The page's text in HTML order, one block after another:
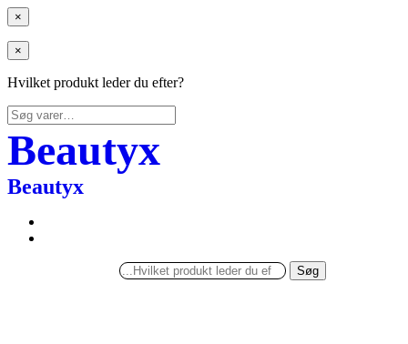
×
×
Hvilket produkt leder du efter?
Søg
efter:
Beautyx
Beautyx
Søg